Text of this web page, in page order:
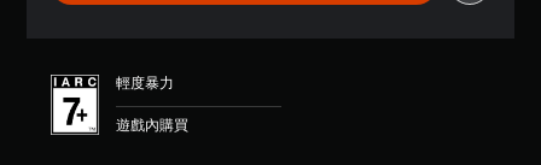
星
分
星
輕度暴力
遊戲內購買